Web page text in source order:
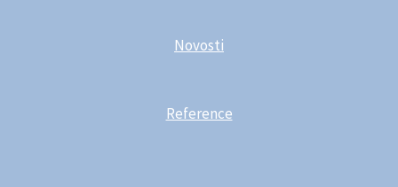
Novosti
Reference